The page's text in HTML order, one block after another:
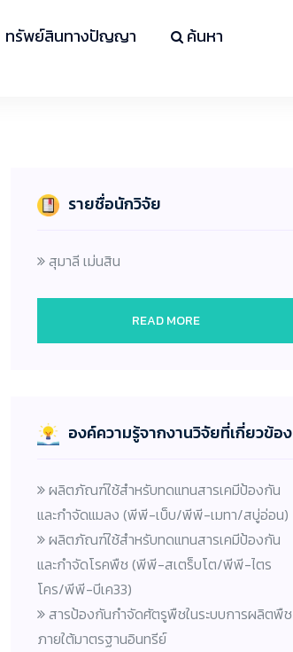
ทรัพย์สินทางปัญญา
ค้นหา
รายชื่อนักวิจัย
สุมาลี เม่นสิน
READ MORE
องค์ความรู้จากงานวิจัยที่เกี่ยวข้อง
ผลิตภัณฑ์ใช้สำหรับทดแทนสารเคมีป้องกัน
และกำจัดแมลง (พีพี-เบ็บ/พีพี-เมทา/สบู่อ่อน)
ผลิตภัณฑ์ใช้สำหรับทดแทนสารเคมีป้องกัน
และกำจัดโรคพืช (พีพี-สเตร็บโต/พีพี-ไตร
โคร/พีพี-บีเค33)
สารป้องกันกำจัดศัตรูพืชในระบบการผลิตพืช
ภายใต้มาตรฐานอินทรีย์